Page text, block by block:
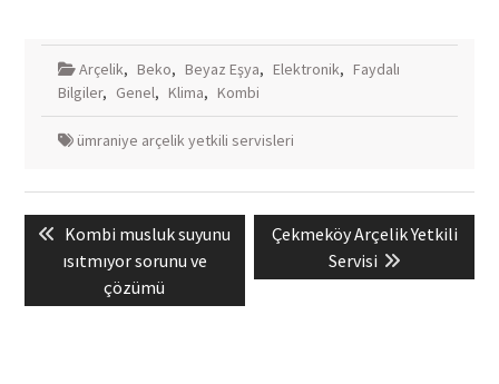
Arçelik, Beko, Beyaz Eşya, Elektronik, Faydalı
Bilgiler, Genel, Klima, Kombi
ümraniye arçelik yetkili servisleri
gezinmesi
Previous
post:
Kombi musluk suyunu
ısıtmıyor sorunu ve
çözümü
Next
Çekmeköy Arçelik Yetkili
Servisi